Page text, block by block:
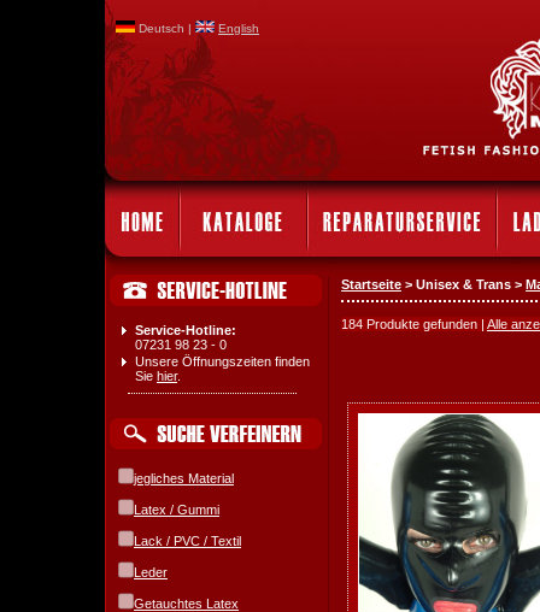
Deutsch | English
Service-Hotline:
07231 98 23 - 0
Unsere Öffnungszeiten finden
Sie hier.
jegliches Material
Latex / Gummi
Lack / PVC / Textil
Leder
Getauchtes Latex
Startseite > Unisex & Trans >
184 Produkte gefunden | Alle